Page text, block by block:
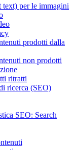
text) per le immagini
prodotti dalla
non prodotti
ritratti
ricerca (SEO)
SEO: Search